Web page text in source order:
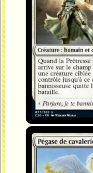
Pégase de cavalerie